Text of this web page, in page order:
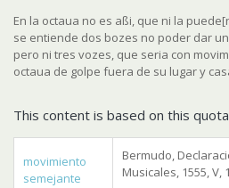
En la octaua no es aßi, que ni la
se entiende dos bozes no poder dar
pero ni tres vozes, que seria con
octaua de golpe fuera de su lugar y
This content is based on this
movimiento
semejante
Bermudo,
Musicales, 1555, V,